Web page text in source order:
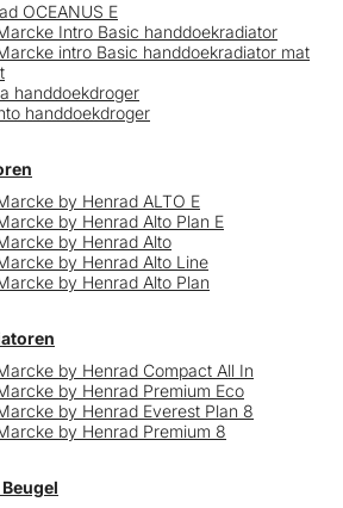
OCEANUS E
Intro Basic handdoekradiator
intro Basic handdoekradiator mat
handdoekdroger
handdoekdroger
by Henrad ALTO E
by Henrad Alto Plan E
by Henrad Alto
by Henrad Alto Line
by Henrad Alto Plan
by Henrad Compact All In
by Henrad Premium Eco
by Henrad Everest Plan 8
by Henrad Premium 8